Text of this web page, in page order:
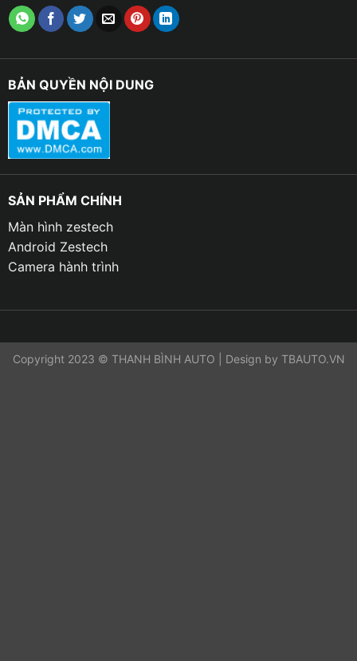
BẢN QUYỀN NỘI DUNG
SẢN PHẨM CHÍNH
Màn hình zestech
Android Zestech
Camera hành trình
Copyright 2023 © THANH BÌNH AUTO | Design by TBAUTO.VN